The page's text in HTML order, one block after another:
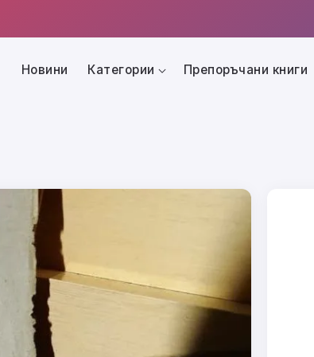
Новини Категории Препоръчани книги